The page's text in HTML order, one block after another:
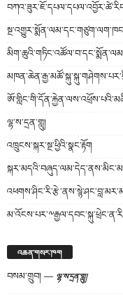
ལྷ་ས་དྲན་གླུ།
འཁྲུངས་སྐར་སྔ་ཕྱིའི་སྣང་རྟོག
འཆན་གསར་ཁག
བསམ་གྲུབ། — ལྷ་ས་དྲན་གླུ།